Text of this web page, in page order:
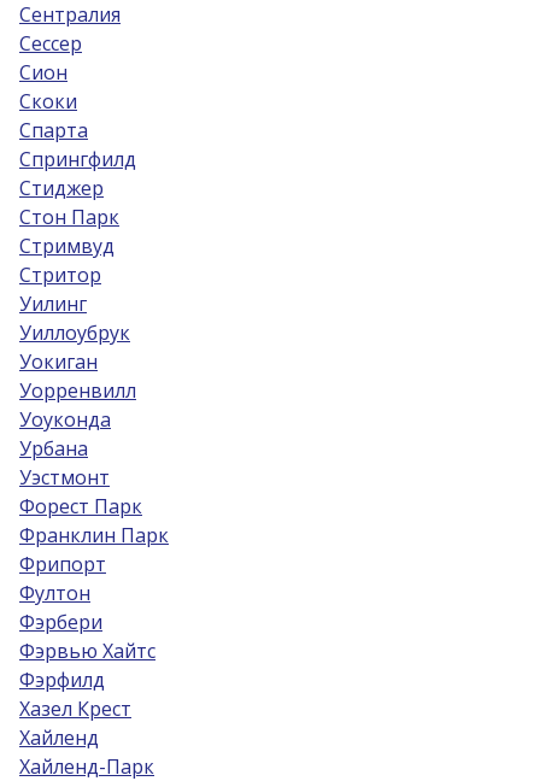
Сентралия
Сессер
Сион
Скоки
Спарта
Спрингфилд
Стиджер
Стон Парк
Стримвуд
Стритор
Уилинг
Уиллоубрук
Уокиган
Уорренвилл
Уоуконда
Урбана
Уэстмонт
Форест Парк
Франклин Парк
Фрипорт
Фултон
Фэрбери
Фэрвью Хайтс
Фэрфилд
Хазел Крест
Хайленд
Хайленд-Парк